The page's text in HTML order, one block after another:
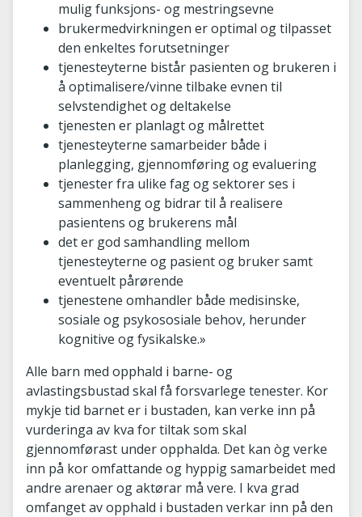
mulig funksjons- og mestringsevne
brukermedvirkningen er optimal og tilpasset
den enkeltes forutsetninger
tjenesteyterne bistår pasienten og brukeren i
å optimalisere/vinne tilbake evnen til
selvstendighet og deltakelse
tjenesten er planlagt og målrettet
tjenesteyterne samarbeider både i
planlegging, gjennomføring og evaluering
tjenester fra ulike fag og sektorer ses i
sammenheng og bidrar til å realisere
pasientens og brukerens mål
det er god samhandling mellom
tjenesteyterne og pasient og bruker samt
eventuelt pårørende
tjenestene omhandler både medisinske,
sosiale og psykososiale behov, herunder
kognitive og fysikalske.»
Alle barn med opphald i barne- og
avlastingsbustad skal få forsvarlege tenester. Kor
mykje tid barnet er i bustaden, kan verke inn på
vurderinga av kva for tiltak som skal
gjennomførast under opphalda. Det kan òg verke
inn på kor omfattande og hyppig samarbeidet med
andre arenaer og aktørar må vere. I kva grad
omfanget av opphald i bustaden verkar inn på den